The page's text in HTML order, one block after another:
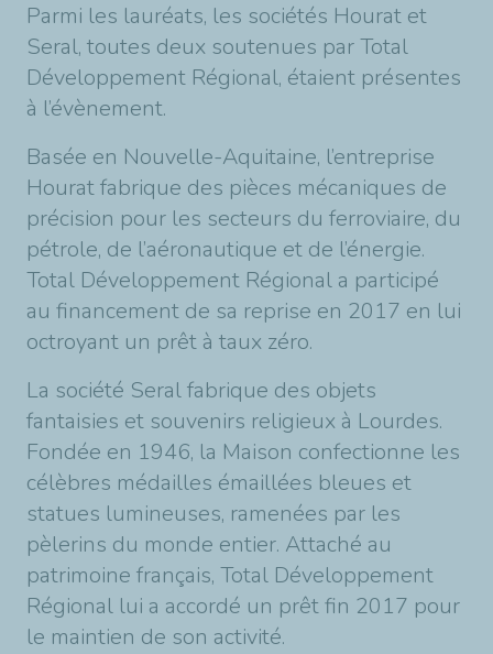
Parmi les lauréats, les sociétés Hourat et
Seral, toutes deux soutenues par Total
Développement Régional, étaient présentes
à l’évènement.
Basée en Nouvelle-Aquitaine, l’entreprise
Hourat fabrique des pièces mécaniques de
précision pour les secteurs du ferroviaire, du
pétrole, de l’aéronautique et de l’énergie.
Total Développement Régional a participé
au financement de sa reprise en 2017 en lui
octroyant un prêt à taux zéro.
La société Seral fabrique des objets
fantaisies et souvenirs religieux à Lourdes.
Fondée en 1946, la Maison confectionne les
célèbres médailles émaillées bleues et
statues lumineuses, ramenées par les
pèlerins du monde entier. Attaché au
patrimoine français, Total Développement
Régional lui a accordé un prêt fin 2017 pour
le maintien de son activité.